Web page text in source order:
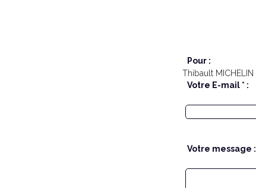
Pour :
Thibault MICHELIN
Votre E-mail * :
Votre message :